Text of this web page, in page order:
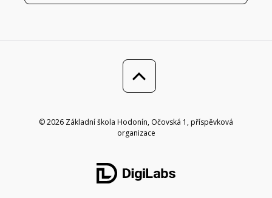
© 2026 Základní škola Hodonín, Očovská 1, příspěvková
organizace